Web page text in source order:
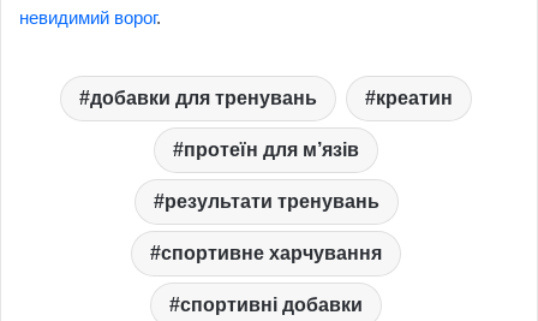
невидимий ворог.
добавки для тренувань креатин
протеїн для м’язів
результати тренувань
спортивне харчування
спортивні добавки